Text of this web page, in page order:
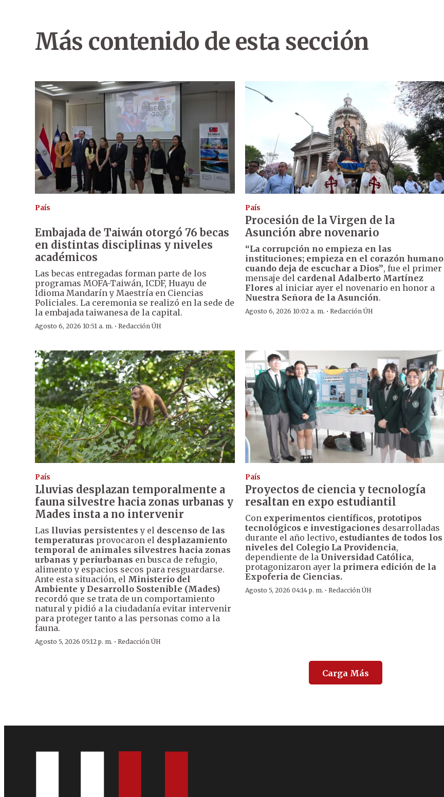
Más contenido de esta sección
País
Embajada de Taiwán otorgó 76 becas
en distintas disciplinas y niveles
académicos
Las becas entregadas forman parte de los
programas MOFA-Taiwán, ICDF, Huayu de
Idioma Mandarín y Maestría en Ciencias
Policiales. La ceremonia se realizó en la sede de
la embajada taiwanesa de la capital.
Agosto 6, 2026 10:51 a. m. · Redacción ÚH
País
Procesión de la Virgen de la
Asunción abre novenario
“La corrupción no empieza en las
instituciones; empieza en el corazón humano
cuando deja de escuchar a Dios”, fue el primer
mensaje del cardenal Adalberto Martínez
Flores al iniciar ayer el novenario en honor a
Nuestra Señora de la Asunción.
Agosto 6, 2026 10:02 a. m. ·Redacción ÚH
País
Lluvias desplazan temporalmente a
fauna silvestre hacia zonas urbanas y
Mades insta a no intervenir
Las lluvias persistentes y el descenso de las
temperaturas provocaron el desplazamiento
temporal de animales silvestres hacia zonas
urbanas y periurbanas en busca de refugio,
alimento y espacios secos para resguardarse.
Ante esta situación, el Ministerio del
Ambiente y Desarrollo Sostenible (Mades)
recordó que se trata de un comportamiento
natural y pidió a la ciudadanía evitar intervenir
para proteger tanto a las personas como a la
fauna.
Agosto 5, 2026 05:12 p. m. · Redacción ÚH
País
Proyectos de ciencia y tecnología
resaltan en expo estudiantil
Con experimentos científicos, prototipos
tecnológicos e investigaciones desarrolladas
durante el año lectivo, estudiantes de todos los
niveles del Colegio La Providencia,
dependiente de la Universidad Católica,
protagonizaron ayer la primera edición de la
Expoferia de Ciencias.
Agosto 5, 2026 04:14 p. m. ·Redacción ÚH
Carga Más